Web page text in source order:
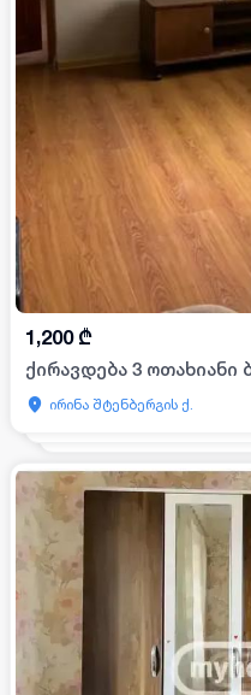
1,200 ₾
ქირავდება 3 ოთახიანი
ირინა შტენბერგის ქ.